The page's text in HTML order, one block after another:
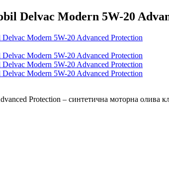
Delvac Modern 5W-20
Protection – синтетична моторна олива